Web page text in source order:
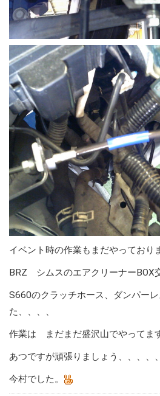
イベント時の作業もまだやっており
BRZ シムスのエアクリーナーBOX
S660のクラッチホース、ダンパー
た、、、、
作業は まだまだ盛沢山でやってま
あつですが頑張りましょう、、、、、
今村でした。